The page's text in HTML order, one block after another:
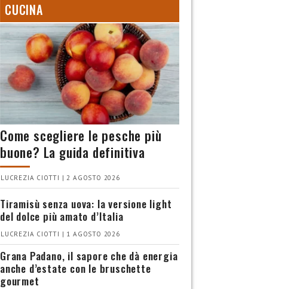
CUCINA
Come scegliere le pesche più
buone? La guida definitiva
LUCREZIA CIOTTI | 2 AGOSTO 2026
Tiramisù senza uova: la versione light
del dolce più amato d’Italia
LUCREZIA CIOTTI | 1 AGOSTO 2026
Grana Padano, il sapore che dà energia
anche d’estate con le bruschette
gourmet